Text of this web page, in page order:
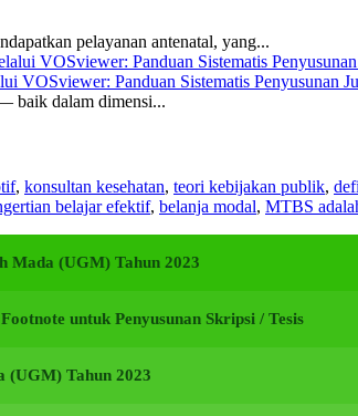
pelayanan antenatal, yang...
VOSviewer: Panduan Sistematis Penyusunan
baik dalam dimensi...
, konsultan kesehatan, teori kebijakan publik,
belajar efektif, belanja modal, MTBS
Mada (UGM) Tahun 2023
untuk Penyusunan Skripsi / Tesis
(UGM) Tahun 2023